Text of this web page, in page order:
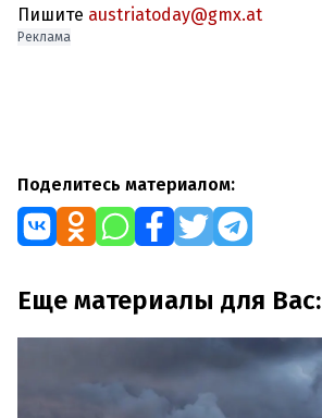
Пишите austriatoday@gmx.at
Реклама
Поделитесь материалом:
Еще материалы для Вас: